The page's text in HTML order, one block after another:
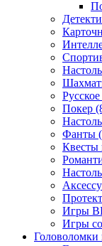
Покер
Фанты
Квесты
Игры
Игры
Головоломки